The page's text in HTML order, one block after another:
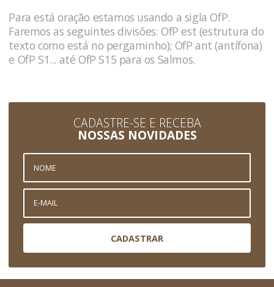
Para está oração estamos usando a sigla OfP.
Faremos as seguintes divisões: OfP est (estrutura do
texto como está no pergaminho); OfP ant (antífona)
e OfP S1... até OfP S15 para os Salmos.
CADASTRE-SE E RECEBA
NOSSAS NOVIDADES
CADASTRAR